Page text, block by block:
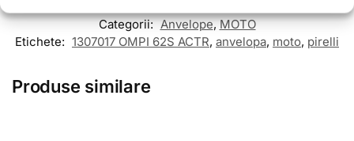
Categorii: Anvelope,MOTO
Etichete: 1307017 OMPI 62S ACTR, anvelopa, moto, pirelli
Produse similare